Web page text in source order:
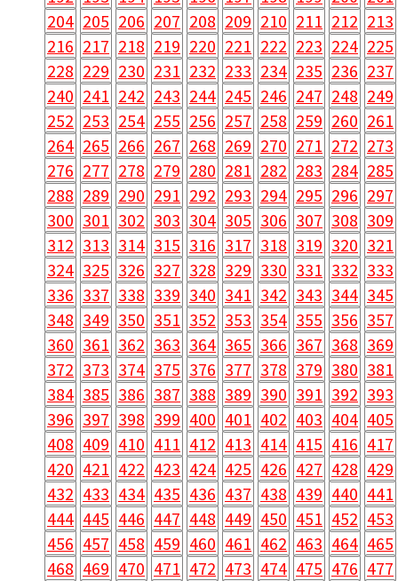
204 205 206 207 208 209 210 211 212 213
216 217 218 219 220 221 222 223 224 225
228 229 230 231 232 233 234 235 236 237
240 241 242 243 244 245 246 247 248 249
252 253 254 255 256 257 258 259 260 261
264 265 266 267 268 269 270 271 272 273
276 277 278 279 280 281 282 283 284 285
288 289 290 291 292 293 294 295 296 297
300 301 302 303 304 305 306 307 308 309
312 313 314 315 316 317 318 319 320 321
324 325 326 327 328 329 330 331 332 333
336 337 338 339 340 341 342 343 344 345
348 349 350 351 352 353 354 355 356 357
360 361 362 363 364 365 366 367 368 369
372 373 374 375 376 377 378 379 380 381
384 385 386 387 388 389 390 391 392 393
396 397 398 399 400 401 402 403 404 405
408 409 410 411 412 413 414 415 416 417
420 421 422 423 424 425 426 427 428 429
432 433 434 435 436 437 438 439 440 441
444 445 446 447 448 449 450 451 452 453
456 457 458 459 460 461 462 463 464 465
468 469 470 471 472 473 474 475 476 477